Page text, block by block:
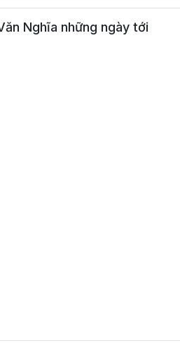
Nghĩa những ngày tới